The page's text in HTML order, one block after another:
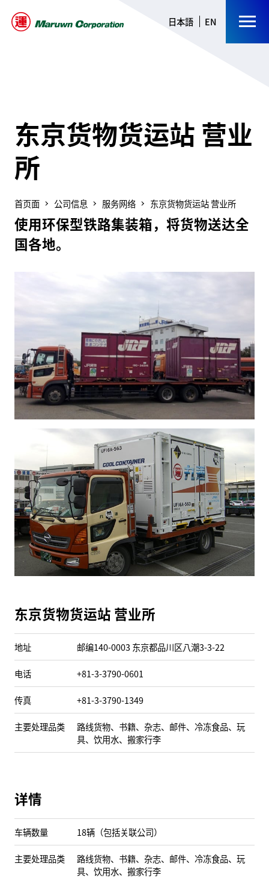
日本語 EN
东京货物货运站 营业
所
公司信息 服务网络 东京货物货运站 营业所
使用环保型铁路集装箱，将货物送达全
国各地。
东京货物货运站 营业所
地址 邮编140-0003 东京都品川区八潮3-3-22
电话 +81-3-3790-0601
传真 +81-3-3790-1349
主要处理品类
路线货物、书籍、杂志、邮件、冷冻食品、玩
具、饮用水、搬家行李
详情
车辆数量 18辆（包括关联公司）
主要处理品类
路线货物、书籍、杂志、邮件、冷冻食品、玩
具、饮用水、搬家行李